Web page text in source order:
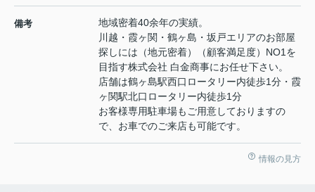
備考
地域密着40余年の実績。
川越・霞ヶ関・鶴ヶ島・坂戸エリアのお部屋
探しには（地元密着）（顧客満足度）NO1を
目指す株式会社 白金商事にお任せ下さい。
店舗は鶴ヶ島駅西口ロータリー内徒歩1分・霞
ヶ関駅北口ロータリー内徒歩1分
お客様専用駐車場もご用意しておりますの
で、お車でのご来店も可能です。
情報の見方